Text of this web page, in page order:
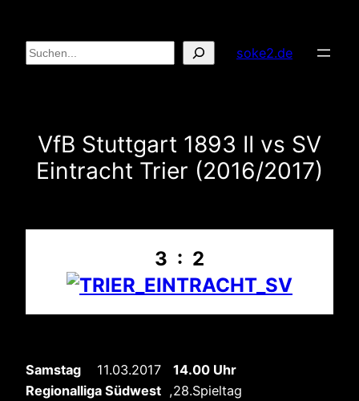
Inhalt
springen
Suchen soke2.de
VfB Stuttgart 1893 II vs SV
Eintracht Trier (2016/2017)
3 : 2
Samstag 11.03.2017 14.00 Uhr
Regionalliga Südwest ,28.Spieltag